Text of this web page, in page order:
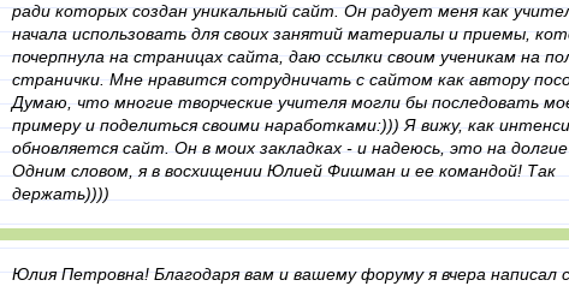
ради которых создан уникальный сайт. Он радует меня как
начала использовать для своих занятий материалы и приемы,
почерпнула на страницах сайта, даю ссылки своим ученикам на
странички. Мне нравится сотрудничать с сайтом как автору
Думаю, что многие творческие учителя могли бы последовать
примеру и поделиться своими наработками:))) Я вижу, как
обновляется сайт. Он в моих закладках - и надеюсь, это на
Одним словом, я в восхищении Юлией Фишман и ее командой! Так
держать))))
Юлия Петровна! Благодаря вам и вашему форуму я вчера написал